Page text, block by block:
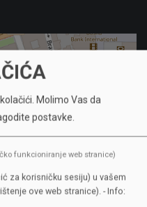
Molimo Vas da
postavke.
funkcioniranje web stranice)
za korisničku sesiju) u vašem
ove web stranice). - Info: